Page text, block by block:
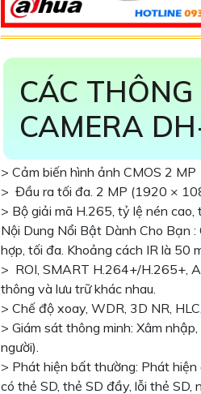
CÁC
CAMERA
> Cảm biến hình ảnh CMOS 2
> Đầu ra tối đa. 2 MP (1920 ×
> Bộ giải mã H.265, tỷ lệ nén
Nội Dung Nổi Bật Dành Cho Bạn
hợp, tối đa. Khoảng cách IR là 50
> ROI, SMART H.264+/H.265+,
thông và lưu trữ khác nhau.
> Chế độ xoay, WDR, 3D NR,
> Giám sát thông minh: Xâm
người).
> Phát hiện bất thường: Phát
có thẻ SD, thẻ SD đầy, lỗi thẻ